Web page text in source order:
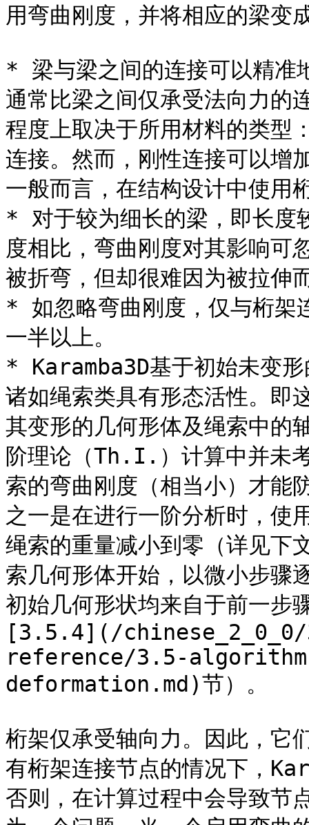
用弯曲刚度，并将相应的梁变
* 梁与梁之间的连接可以精准
通常比梁之间仅承受法向力的
程度上取决于所用材料的类型
连接。然而，刚性连接可以增
一般而言，在结构设计中使用
* 对于较为细长的梁，即长度
度相比，弯曲刚度对其影响可
被折弯，但却很难因为被拉伸
* 如忽略弯曲刚度，仅与桁架
一半以上。
* Karamba3D基于初始未变
诸如绳索类具有形态活性。即
其变形的几何形体及绳索中的
阶理论（Th.I.）计算中并未
索的弯曲刚度（相当小）才能
之一是在进行一阶分析时，使
绳索的重量减小到零（详见下
索几何形体开始，以微小步骤
初始几何形状均来自于前一步
[3.5.4](/
reference/3.5-
deformation.md)节）。
桁架仅承受轴向力。因此，它
有桁架连接节点的情况下，
否则，在计算过程中会导致节